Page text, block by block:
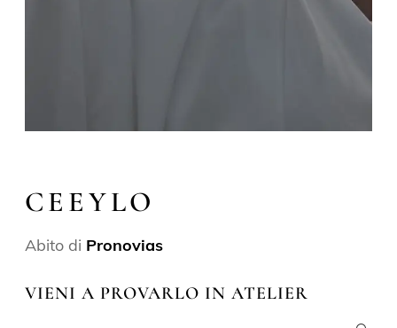
CEEYLO
Abito di Pronovias
VIENI A PROVARLO IN ATELIER